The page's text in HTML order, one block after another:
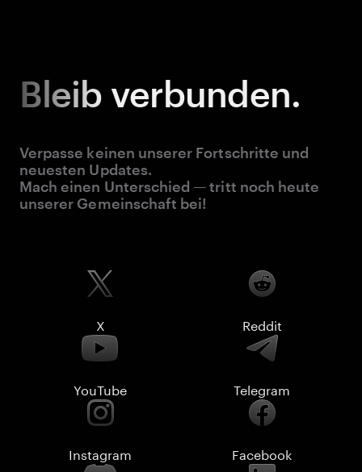
Bleib verbunden.
Verpasse keinen unserer Fortschritte und
neuesten Updates.
Mach einen Unterschied — tritt noch heute
unserer Gemeinschaft bei!
X Reddit
YouTube Telegram
Instagram Facebook